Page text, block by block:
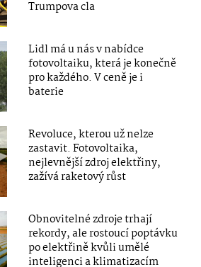
Trumpova cla
Lidl má u nás v nabídce
fotovoltaiku, která je konečně
pro každého. V ceně je i
baterie
Revoluce, kterou už nelze
zastavit. Fotovoltaika,
nejlevnější zdroj elektřiny,
zažívá raketový růst
Obnovitelné zdroje trhají
rekordy, ale rostoucí poptávku
po elektřině kvůli umělé
inteligenci a klimatizacím